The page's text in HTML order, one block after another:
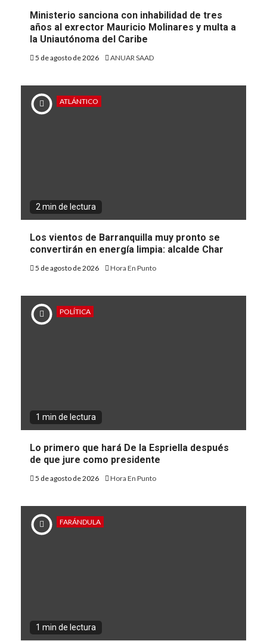
Ministerio sanciona con inhabilidad de tres
años al exrector Mauricio Molinares y multa a
la Uniautónoma del Caribe
5 de agosto de 2026 ANUAR SAAD
ATLÁNTICO
2 min de lectura
Los vientos de Barranquilla muy pronto se
convertirán en energía limpia: alcalde Char
5 de agosto de 2026 Hora En Punto
POLÍTICA
1 min de lectura
Lo primero que hará De la Espriella después
de que jure como presidente
5 de agosto de 2026 Hora En Punto
FARÁNDULA
1 min de lectura